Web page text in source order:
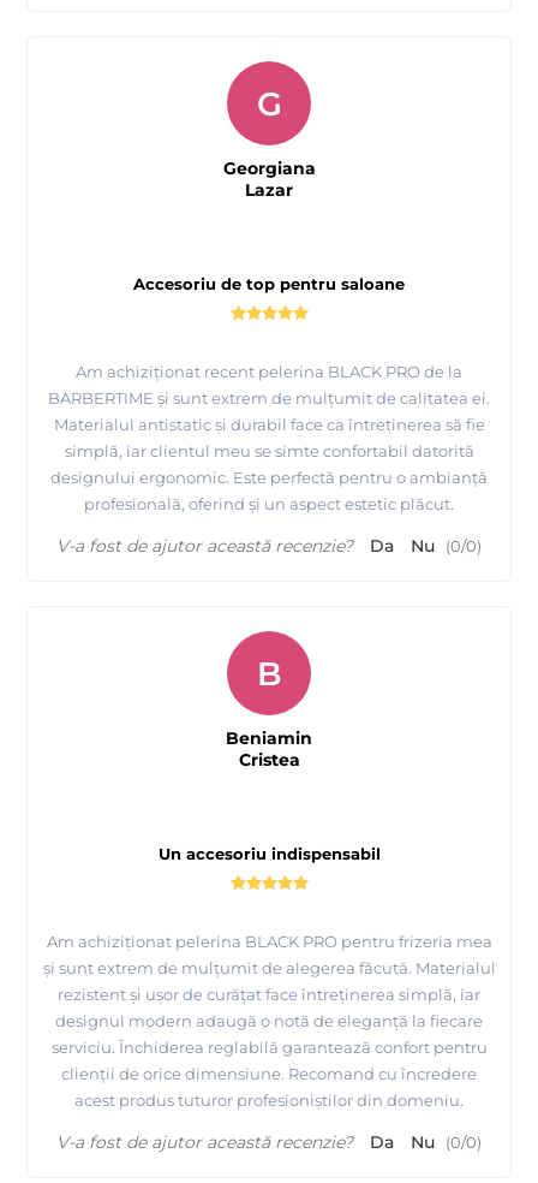
Accesoriu de top pentru saloane
Am achiziționat recent pelerina BLACK PRO de la
BARBERTIME și sunt extrem de mulțumit de calitatea ei.
Materialul antistatic și durabil face ca întreținerea să fie
simplă, iar clientul meu se simte confortabil datorită
designului ergonomic. Este perfectă pentru o ambianță
profesională, oferind și un aspect estetic plăcut.
G
Georgiana
Lazar
V-a fost de ajutor această recenzie? Da Nu (0/0)
Un accesoriu indispensabil
Am achiziționat pelerina BLACK PRO pentru frizeria mea
și sunt extrem de mulțumit de alegerea făcută. Materialul
rezistent și ușor de curățat face întreținerea simplă, iar
designul modern adaugă o notă de eleganță la fiecare
serviciu. Închiderea reglabilă garantează confort pentru
clienții de orice dimensiune. Recomand cu încredere
acest produs tuturor profesioniștilor din domeniu.
B
Beniamin
Cristea
V-a fost de ajutor această recenzie? Da Nu (0/0)